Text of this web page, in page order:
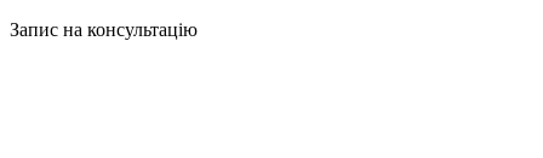
Запис на консультацію